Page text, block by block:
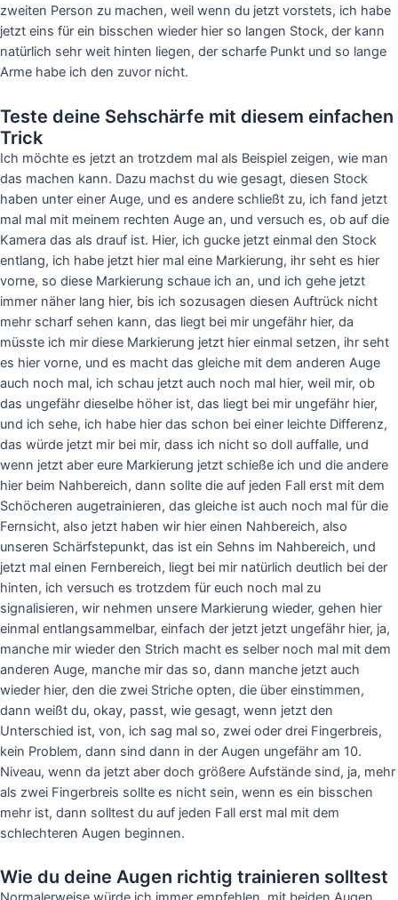
zweiten Person zu machen, weil wenn du jetzt vorstets, ich habe
jetzt eins für ein bisschen wieder hier so langen Stock, der kann
natürlich sehr weit hinten liegen, der scharfe Punkt und so lange
Arme habe ich den zuvor nicht.
Teste deine Sehschärfe mit diesem einfachen
Trick
Ich möchte es jetzt an trotzdem mal als Beispiel zeigen, wie man
das machen kann. Dazu machst du wie gesagt, diesen Stock
haben unter einer Auge, und es andere schließt zu, ich fand jetzt
mal mal mit meinem rechten Auge an, und versuch es, ob auf die
Kamera das als drauf ist. Hier, ich gucke jetzt einmal den Stock
entlang, ich habe jetzt hier mal eine Markierung, ihr seht es hier
vorne, so diese Markierung schaue ich an, und ich gehe jetzt
immer näher lang hier, bis ich sozusagen diesen Auftrück nicht
mehr scharf sehen kann, das liegt bei mir ungefähr hier, da
müsste ich mir diese Markierung jetzt hier einmal setzen, ihr seht
es hier vorne, und es macht das gleiche mit dem anderen Auge
auch noch mal, ich schau jetzt auch noch mal hier, weil mir, ob
das ungefähr dieselbe höher ist, das liegt bei mir ungefähr hier,
und ich sehe, ich habe hier das schon bei einer leichte Differenz,
das würde jetzt mir bei mir, dass ich nicht so doll auffalle, und
wenn jetzt aber eure Markierung jetzt schieße ich und die andere
hier beim Nahbereich, dann sollte die auf jeden Fall erst mit dem
Schöcheren augetrainieren, das gleiche ist auch noch mal für die
Fernsicht, also jetzt haben wir hier einen Nahbereich, also
unseren Schärfstepunkt, das ist ein Sehns im Nahbereich, und
jetzt mal einen Fernbereich, liegt bei mir natürlich deutlich bei der
hinten, ich versuch es trotzdem für euch noch mal zu
signalisieren, wir nehmen unsere Markierung wieder, gehen hier
einmal entlangsammelbar, einfach der jetzt jetzt ungefähr hier, ja,
manche mir wieder den Strich macht es selber noch mal mit dem
anderen Auge, manche mir das so, dann manche jetzt auch
wieder hier, den die zwei Striche opten, die über einstimmen,
dann weißt du, okay, passt, wie gesagt, wenn jetzt den
Unterschied ist, von, ich sag mal so, zwei oder drei Fingerbreis,
kein Problem, dann sind dann in der Augen ungefähr am 10.
Niveau, wenn da jetzt aber doch größere Aufstände sind, ja, mehr
als zwei Fingerbreis sollte es nicht sein, wenn es ein bisschen
mehr ist, dann solltest du auf jeden Fall erst mal mit dem
schlechteren Augen beginnen.
Wie du deine Augen richtig trainieren solltest